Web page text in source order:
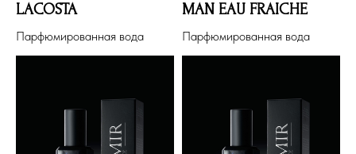
LACOSTA
Парфюмированная вода
MAN EAU FRAICHE
Парфюмированная вода